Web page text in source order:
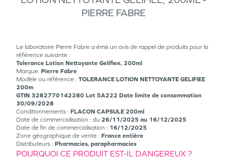
PIERRE FABRE
Le laboratoire Pierre Fabre a émis un avis de rappel de produits pour la
référence suivante :
Tolerance Lotion Nettoyante Gelifiee, 200ml
Marque: Pierre Fabre
Modèle ou référence : TOLERANCE LOTION NETTOYANTE GELIFIEE
200m
GTIN 3282770142280 Lot 5A222 Date limite de consommation
30/09/2028
Conditionnements : FLACON CAPSULE 200ml
Date de commercialisation : du 26/11/2025 au 16/12/2025
Date de fin de commercialisation : 16/12/2025
Zone géographique de vente : France entière
Distributeurs : Pharmacies, parapharmacies
POURQUOI CE PRODUIT EST-IL DANGEREUX ?